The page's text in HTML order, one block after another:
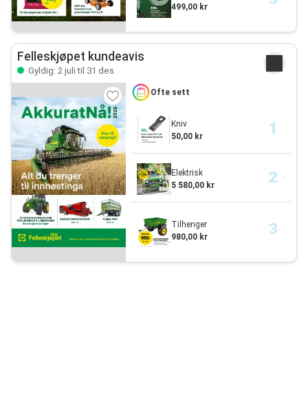
499,00 kr
Felleskjøpet kundeavis
Gyldig: 2 juli til 31 des.
Ofte sett
Kniv
50,00 kr
Elektrisk
5 580,00 kr
Tilhenger
980,00 kr